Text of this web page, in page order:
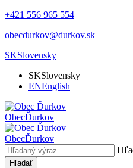
+421 556 965 554
obecdurkov@durkov.sk
SKSlovensky
SKSlovensky
ENEnglish
ObecĎurkov
ObecĎurkov
Hľadať